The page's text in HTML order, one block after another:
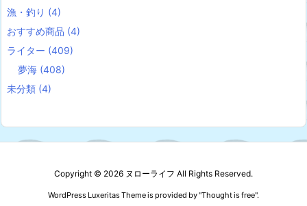
漁・釣り (4)
おすすめ商品 (4)
ライター (409)
夢海 (408)
未分類 (4)
Copyright © 2026 ヌローライフ All Rights Reserved.
WordPress Luxeritas Theme is provided by "Thought is free".